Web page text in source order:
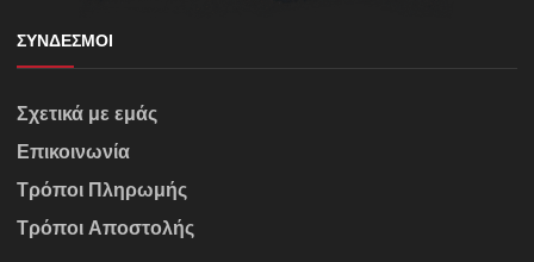
ΣΎΝΔΕΣΜΟΙ
Σχετικά με εμάς
Επικοινωνία
Τρόποι Πληρωμής
Τρόποι Αποστολής